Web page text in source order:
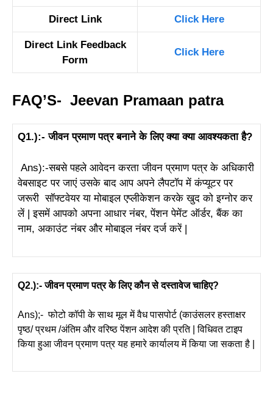
Direct Link Click Here
Direct Link Feedback
Form
Click Here
FAQ’S- Jeevan Pramaan patra
Q1.):- जीवन प्रमाण पत्र बनाने के लिए क्या क्या आवश्यकता है?
Ans):-सबसे पहले आवेदन करता जीवन प्रमाण पत्र के अधिकारी
वेबसाइट पर जाएं उसके बाद आप अपने लैपटॉप में कंप्यूटर पर
जरूरी सॉफ्टवेयर या मोबाइल एप्लीकेशन करके खुद को इग्नोर कर
लें | इसमें आपको अपना आधार नंबर, पेंशन पेमेंट ऑर्डर, बैंक का
नाम, अकाउंट नंबर और मोबाइल नंबर दर्ज करें |
Q2.):- जीवन प्रमाण पत्र के लिए कौन से दस्तावेज चाहिए?
Ans);- फोटो कॉपी के साथ मूल में वैध पासपोर्ट (काउंसलर हस्ताक्षर
पृष्ठ/ प्रथम /अंतिम और वरिष्ठ पेंशन आदेश की प्रति | विधिवत टाइप
किया हुआ जीवन प्रमाण पत्र यह हमारे कार्यालय में किया जा सकता है |